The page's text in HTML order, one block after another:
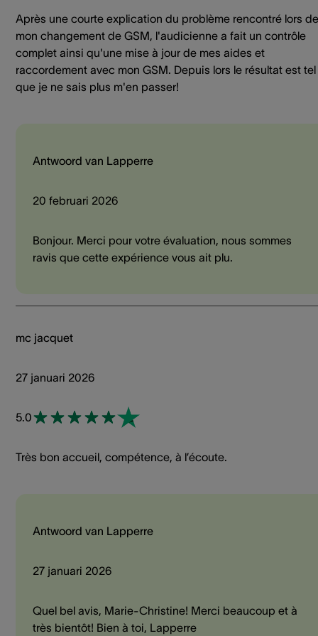
Après une courte explication du problème rencontré lors de
mon changement de GSM, l'audicienne a fait un contrôle
complet ainsi qu'une mise à jour de mes aides et
raccordement avec mon GSM. Depuis lors le résultat est tel
que je ne sais plus m'en passer!
Antwoord van Lapperre
20 februari 2026
Bonjour. Merci pour votre évaluation, nous sommes
ravis que cette expérience vous ait plu.
mc jacquet
27 januari 2026
5.0
Très bon accueil, compétence, à l’écoute.
Antwoord van Lapperre
27 januari 2026
Quel bel avis, Marie-Christine! Merci beaucoup et à
très bientôt! Bien à toi, Lapperre